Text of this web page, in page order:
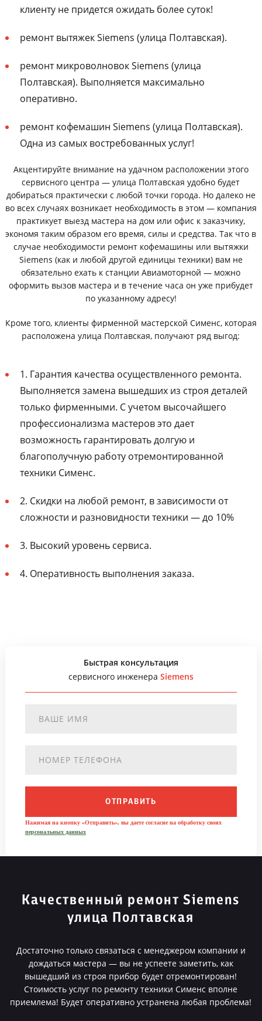
клиенту не придется ожидать более суток!
ремонт вытяжек Siemens (улица Полтавская).
ремонт микроволновок Siemens (улица
Полтавская). Выполняется максимально
оперативно.
ремонт кофемашин Siemens (улица Полтавская).
Одна из самых востребованных услуг!
Акцентируйте внимание на удачном расположении этого
сервисного центра — улица Полтавская удобно будет
добираться практически с любой точки города. Но далеко не
во всех случаях возникает необходимость в этом — компания
практикует выезд мастера на дом или офис к заказчику,
экономя таким образом его время, силы и средства. Так что в
случае необходимости ремонт кофемашины или вытяжки
Siemens (как и любой другой единицы техники) вам не
обязательно ехать к станции Авиамоторной — можно
оформить вызов мастера и в течение часа он уже прибудет
по указанному адресу!
Кроме того, клиенты фирменной мастерской Сименс, которая
расположена улица Полтавская, получают ряд выгод:
1. Гарантия качества осуществленного ремонта.
Выполняется замена вышедших из строя деталей
только фирменными. С учетом высочайшего
профессионализма мастеров это дает
возможность гарантировать долгую и
благополучную работу отремонтированной
техники Сименс.
2. Скидки на любой ремонт, в зависимости от
сложности и разновидности техники — до 10%
3. Высокий уровень сервиса.
4. Оперативность выполнения заказа.
Быстрая консультация
сервисного инженера Siemens
ОТПРАВИТЬ
Нажимая на кнопку «Отправить», вы даете согласие на обработку своих
персональных данных
Качественный ремонт Siemens
улица Полтавская
Достаточно только связаться с менеджером компании и
дождаться мастера — вы не успеете заметить, как
вышедший из строя прибор будет отремонтирован!
Стоимость услуг по ремонту техники Сименс вполне
приемлема! Будет оперативно устранена любая проблема!